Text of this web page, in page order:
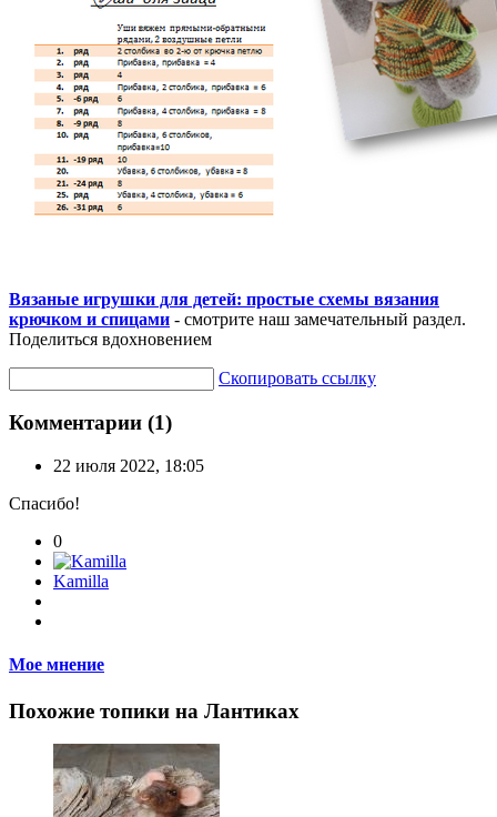
Вязаные игрушки для детей: простые схемы вязания
крючком и спицами - смотрите наш замечательный раздел.
Поделиться вдохновением
Скопировать ссылку
Комментарии (1)
22 июля 2022, 18:05
Спасибо!
0
Kamilla
Мое мнение
Похожие топики на Лантиках